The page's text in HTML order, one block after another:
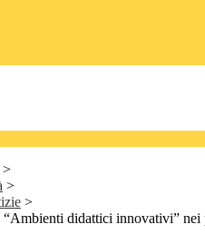
>
>
>
didattici innovativi” nei